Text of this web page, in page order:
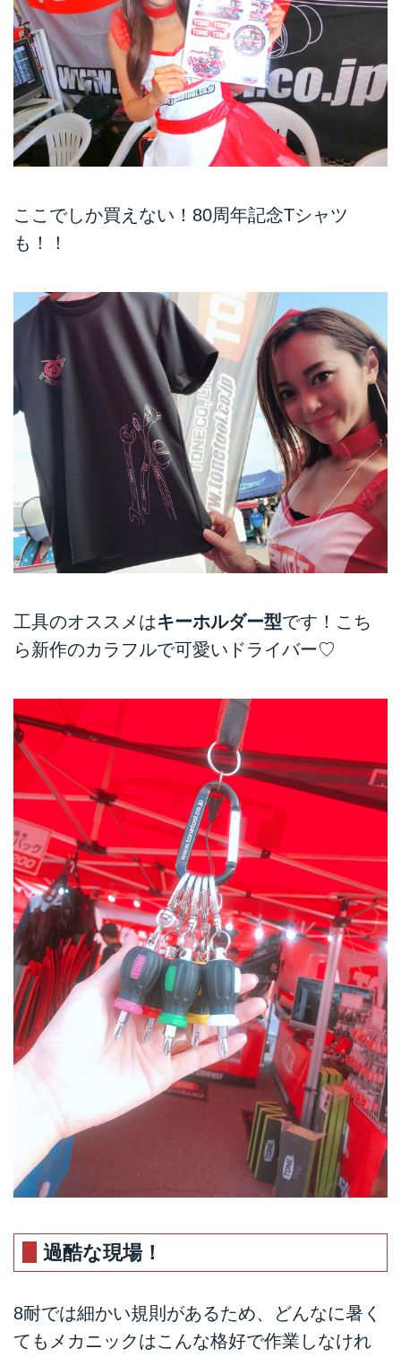
ここでしか買えない！80周年記念Tシャツ
も！！
工具のオススメはキーホルダー型です！こち
ら新作のカラフルで可愛いドライバー♡
過酷な現場！
8耐では細かい規則があるため、どんなに暑く
てもメカニックはこんな格好で作業しなけれ